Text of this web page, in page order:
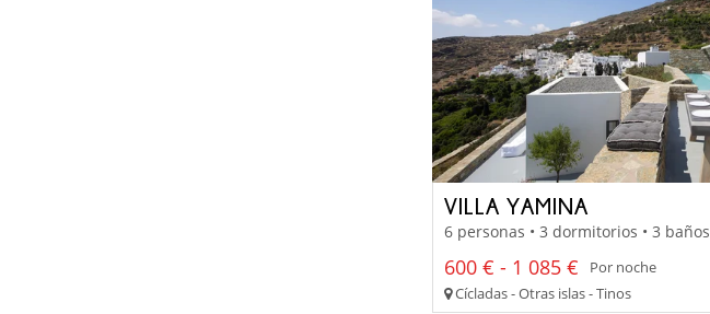
VILLA YAMINA
6 personas • 3 dormitorios • 3 baños
600 € - 1 085 €
Por noche
Cícladas - Otras islas - Tinos